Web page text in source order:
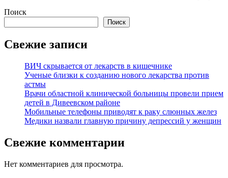
Поиск
Поиск
Свежие записи
ВИЧ скрывается от лекарств в кишечнике
Ученые близки к созданию нового лекарства против
астмы
Врачи областной клинической больницы провели прием
детей в Дивеевском районе
Мобильные телефоны приводят к раку слюнных желез
Медики назвали главную причину депрессий у женщин
Свежие комментарии
Нет комментариев для просмотра.